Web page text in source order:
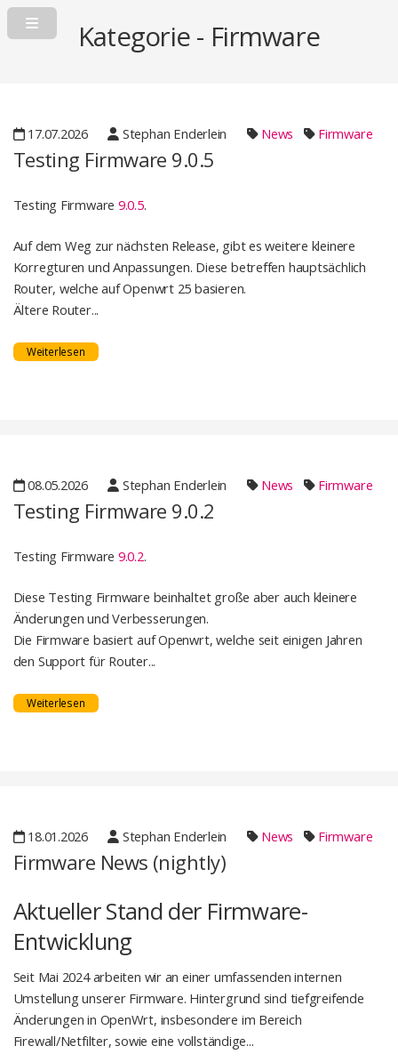
Kategorie - Firmware
17.07.2026 Stephan Enderlein News Firmware
Testing Firmware 9.0.5
Testing Firmware 9.0.5.
Auf dem Weg zur nächsten Release, gibt es weitere kleinere
Korregturen und Anpassungen. Diese betreffen hauptsächlich
Router, welche auf Openwrt 25 basieren.
Ältere Router...
Weiterlesen
08.05.2026 Stephan Enderlein News Firmware
Testing Firmware 9.0.2
Testing Firmware 9.0.2.
Diese Testing Firmware beinhaltet große aber auch kleinere
Änderungen und Verbesserungen.
Die Firmware basiert auf Openwrt, welche seit einigen Jahren
den Support für Router...
Weiterlesen
18.01.2026 Stephan Enderlein News Firmware
Firmware News (nightly)
Aktueller Stand der Firmware-
Entwicklung
Seit Mai 2024 arbeiten wir an einer umfassenden internen
Umstellung unserer Firmware. Hintergrund sind tiefgreifende
Änderungen in OpenWrt, insbesondere im Bereich
Firewall/Netfilter, sowie eine vollständige...